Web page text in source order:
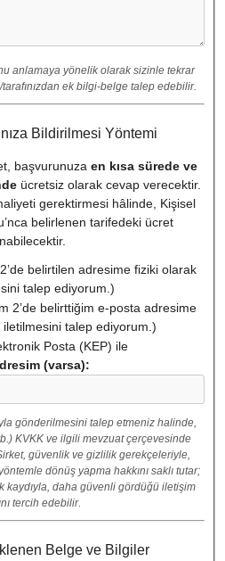
anlamaya yönelik olarak sizinle tekrar
ek bilgi-belge talep edebilir.
Bildirilmesi Yöntemi
başvurunuza en kısa sürede ve
ücretsiz olarak cevap verecektir.
gerektirmesi hâlinde, Kişisel
belirlenen tarifedeki ücret
belirtilen adresime fiziki olarak
talep ediyorum.)
2’de belirttiğim e-posta adresime
talep ediyorum.)
Posta (KEP) ile
(varsa):
gönderilmesini talep etmeniz halinde,
KVKK ve ilgili mevzuat çerçevesinde
güvenlik ve gizlilik gerekçeleriyle,
dönüş yapma hakkını saklı tutar;
kaydıyla, daha güvenli gördüğü iletişim
tercih edebilir.
Belge ve Bilgiler